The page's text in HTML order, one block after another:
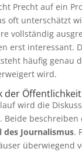
Precht auf ein
oft unterschätzt
vollständig
erst interessant.
häufig genau
wird.
der Öffentlichkeit
wird die
Beide beschreiben
Journalismus.
überwiegend